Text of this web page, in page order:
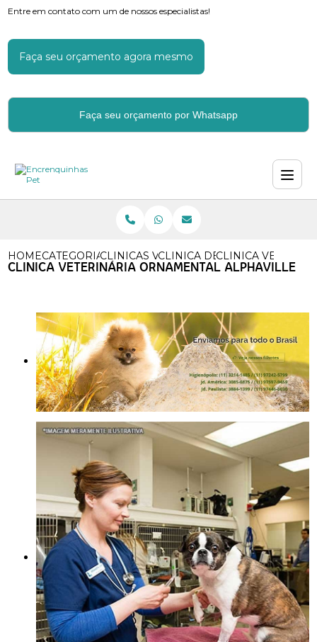
Entre em contato com um de nossos especialistas!
Faça seu orçamento agora mesmo
Faça seu orçamento por Whatsapp
HOMECATEGORIASCLINICAS VETERINARIAS
CLINICA DE VETERINARIA
CLINICA
CLINICA VETERINÁRIA ORNAMENTAL ALPHAVILLE